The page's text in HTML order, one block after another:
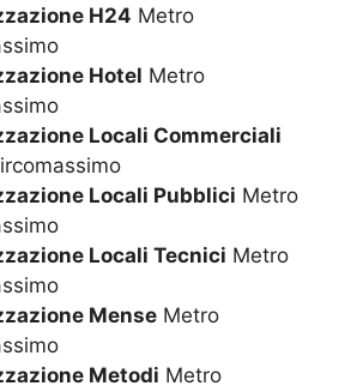
H24 Metro
Hotel Metro
Locali Commerciali
Locali Pubblici Metro
Locali Tecnici Metro
Mense Metro
Metodi Metro